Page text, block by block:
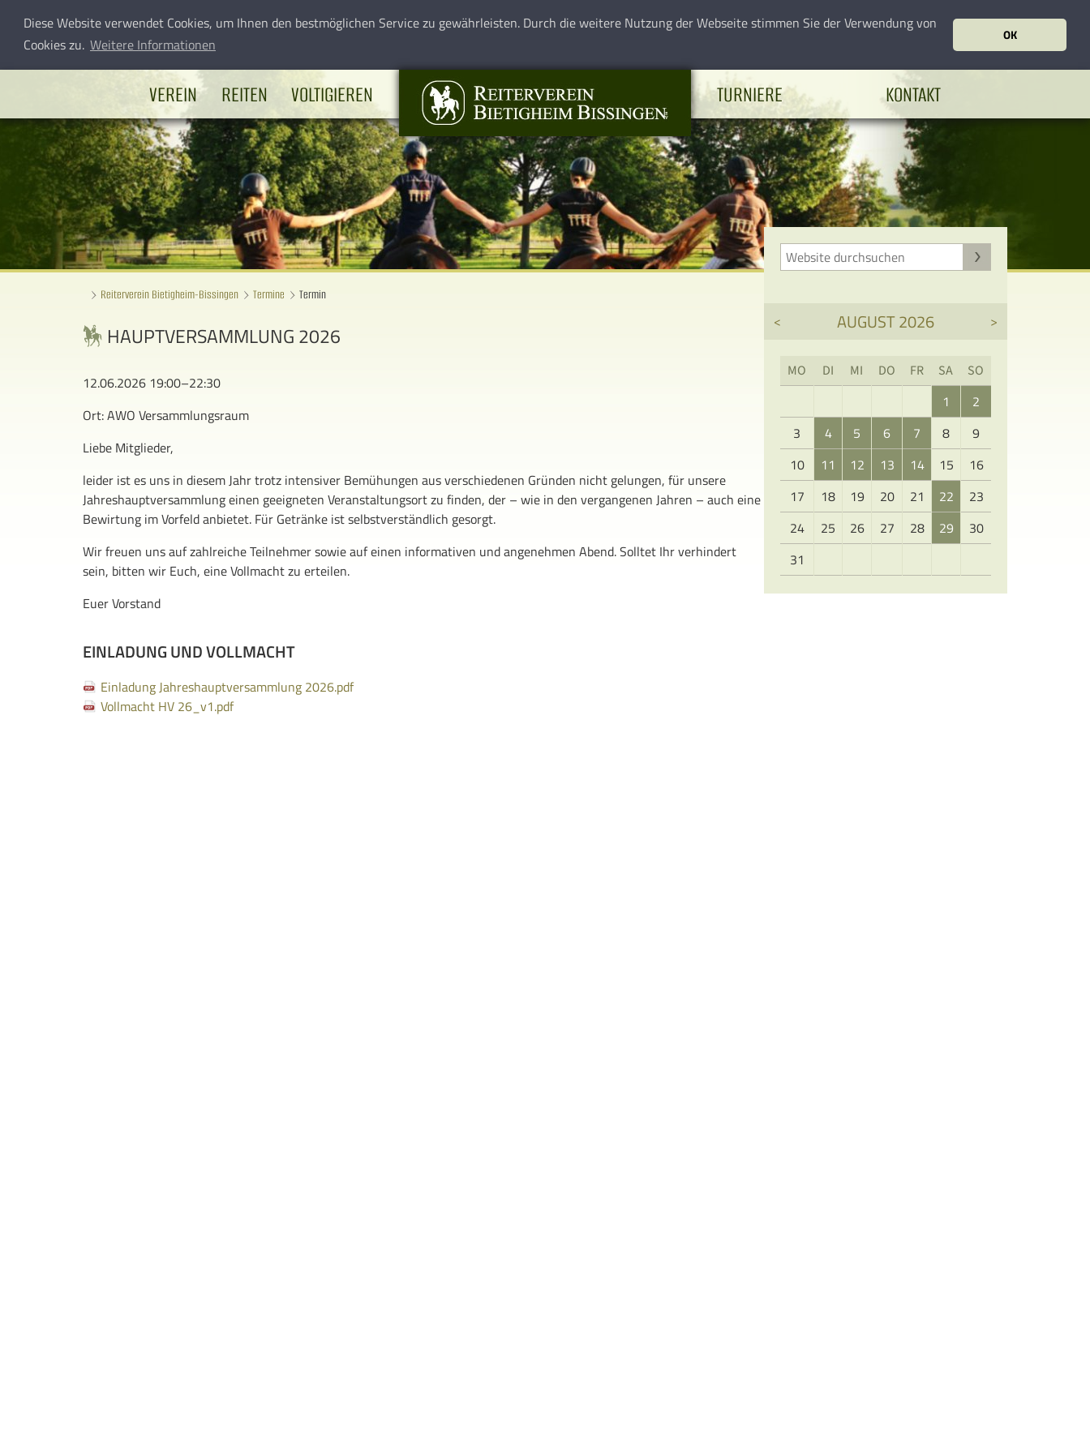
Diese Website verwendet Cookies, um Ihnen den bestmöglichen Service zu gewährleisten. Durch die weitere Nutzung der Webseite stimmen Sie der Verwendung von
Cookies zu. Weitere Informationen OK
VEREIN REITEN VOLTIGIEREN TURNIERE KONTAKT
Reiterverein Bietigheim-Bissingen Termine Termin
HAUPTVERSAMMLUNG 2026
12.06.2026 19:00–22:30
Ort: AWO Versammlungsraum
Liebe Mitglieder,
leider ist es uns in diesem Jahr trotz intensiver Bemühungen aus verschiedenen Gründen nicht gelungen, für unsere
Jahreshauptversammlung einen geeigneten Veranstaltungsort zu finden, der – wie in den vergangenen Jahren – auch eine
Bewirtung im Vorfeld anbietet. Für Getränke ist selbstverständlich gesorgt.
Wir freuen uns auf zahlreiche Teilnehmer sowie auf einen informativen und angenehmen Abend. Solltet Ihr verhindert
sein, bitten wir Euch, eine Vollmacht zu erteilen.
Euer Vorstand
EINLADUNG UND VOLLMACHT
Einladung Jahreshauptversammlung 2026.pdf
Vollmacht HV 26_v1.pdf
< AUGUST 2026 >
MO DI MI DO FR SA SO
1
2
3
4 5 6 7 8
9
10
11 12 13 14 15
16
17
18 19 20 21 22
23
24
25 26 27 28 29
30
31